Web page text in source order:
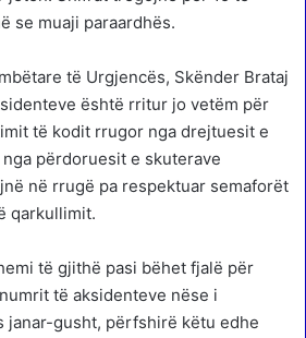
se muaji paraardhës.
të Urgjencës, Skënder Brataj
është rritur jo vetëm për
të kodit rrugor nga drejtuesit e
përdoruesit e skuterave
në rrugë pa respektuar semaforët
qarkullimit.
të gjithë pasi bëhet fjalë për
të aksidenteve nëse i
janar-gusht, përfshirë këtu edhe